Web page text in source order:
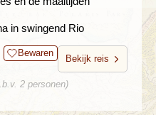
in swingend Rio
Bewaren
Bekijk reis
2 personen)